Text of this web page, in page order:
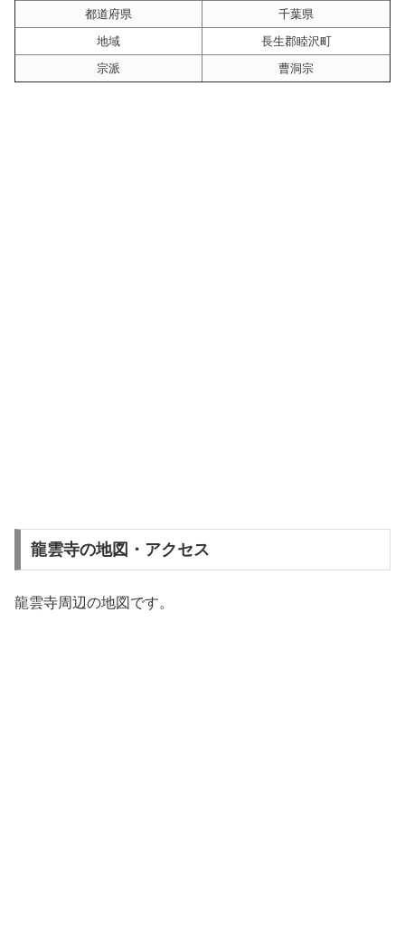
都道府県
千葉県
地域
長生郡睦沢町
宗派
曹洞宗
龍雲寺の地図・アクセス
龍雲寺周辺の地図です。